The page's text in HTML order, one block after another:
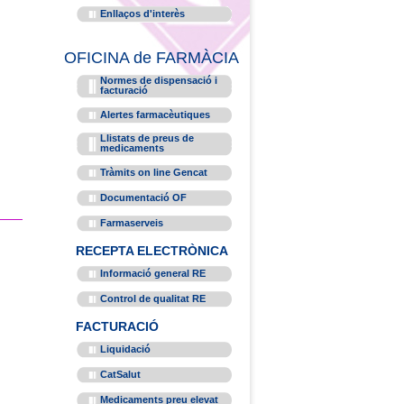
Enllaços d'interès
OFICINA de FARMÀCIA
Normes de dispensació i
facturació
Alertes farmacèutiques
Llistats de preus de
medicaments
Tràmits on line Gencat
Documentació OF
Farmaserveis
RECEPTA ELECTRÒNICA
Informació general RE
Control de qualitat RE
FACTURACIÓ
Liquidació
CatSalut
Medicaments preu elevat